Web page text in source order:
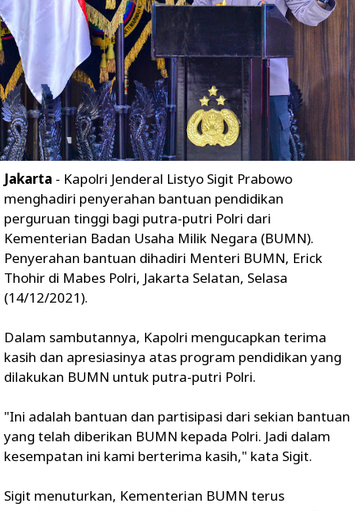
Jakarta - Kapolri Jenderal Listyo Sigit Prabowo
menghadiri penyerahan bantuan pendidikan
perguruan tinggi bagi putra-putri Polri dari
Kementerian Badan Usaha Milik Negara (BUMN).
Penyerahan bantuan dihadiri Menteri BUMN, Erick
Thohir di Mabes Polri, Jakarta Selatan, Selasa
(14/12/2021).
Dalam sambutannya, Kapolri mengucapkan terima
kasih dan apresiasinya atas program pendidikan yang
dilakukan BUMN untuk putra-putri Polri.
"Ini adalah bantuan dan partisipasi dari sekian bantuan
yang telah diberikan BUMN kepada Polri. Jadi dalam
kesempatan ini kami berterima kasih," kata Sigit.
Sigit menuturkan, Kementerian BUMN terus